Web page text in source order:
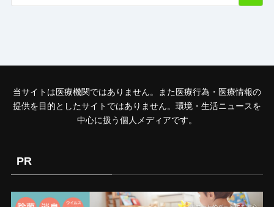
当サイトは医療機関ではありません。また医療行為・医療情報の
提供を目的としたサイトではありません。環境・生活ニュースを
中心に扱う個人メディアです。
PR